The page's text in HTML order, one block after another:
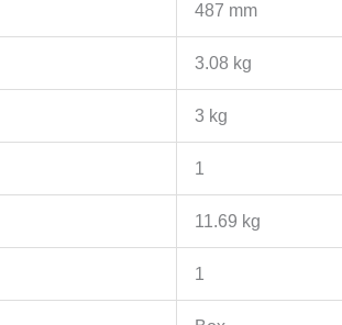
487 mm
3.08 kg
3 kg
1
11.69 kg
1